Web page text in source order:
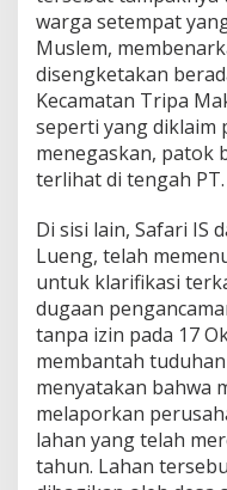
T
.
A
g
r
i
n
a
warga setempat
Muslem,
disengketakan
Kecamatan Tripa
seperti yang diklaim
menegaskan, patok
terlihat di tengah
Di sisi lain, Safari IS
Lueng, telah
untuk klarifikasi
dugaan
tanpa izin pada 17
membantah
menyatakan bahwa
melaporkan
lahan yang telah
tahun. Lahan